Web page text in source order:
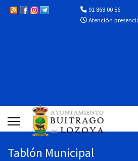
91 868 00 56
Atención
Tablón Municipal